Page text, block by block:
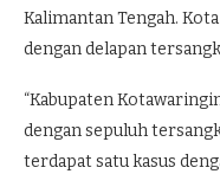
Kalimantan Tengah.
dengan delapan
“Kabupaten
dengan sepuluh
terdapat satu kasus